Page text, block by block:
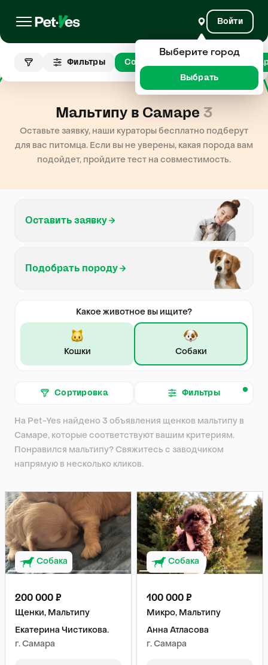
Войти
Фильтры Собаки
Мальтипу в Самаре 3
Оставьте заявку, наши кураторы бесплатно подберут
для вас питомца. Если вы не уверены, какая порода вам
подойдет, пройдите тест на совместимость.
Оставить заявку
Подобрать породу
Какое животное вы ищите?
Кошки Собаки
Сортировка Фильтры
На Pet-Yes найдено 3 объявления щенков мальтипу в
Самаре, которые соответствуют вашим критериям.
Понравился мальтипу? Свяжитесь с заводчиком
напрямую в несколько кликов.
Собака
200 000 ₽
Щенки, Мальтипу
Екатерина Чистикова.
г. Самара
Собака
100 000 ₽
Микро, Мальтипу
Анна Атласова
г. Самара
Выберите город
Выбрать